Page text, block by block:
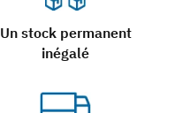
Un stock permanent
inégalé